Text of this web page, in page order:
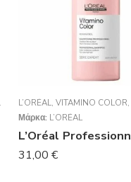
L’ORÉAL, VITAMINO COLOR,
Μάρκα: L’ORÉAL
31,00 €